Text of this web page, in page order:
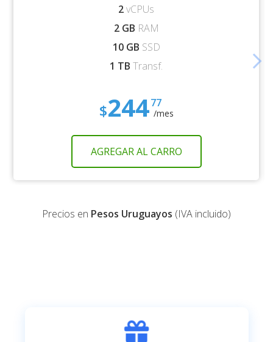
arrow_forward_ios
2vCPUs
2 GB RAM
10 GB SSD
1 TB Transf.
$24477
/mes
AGREGAR AL CARRO
Precios en Pesos Uruguayos (IVA incluido)